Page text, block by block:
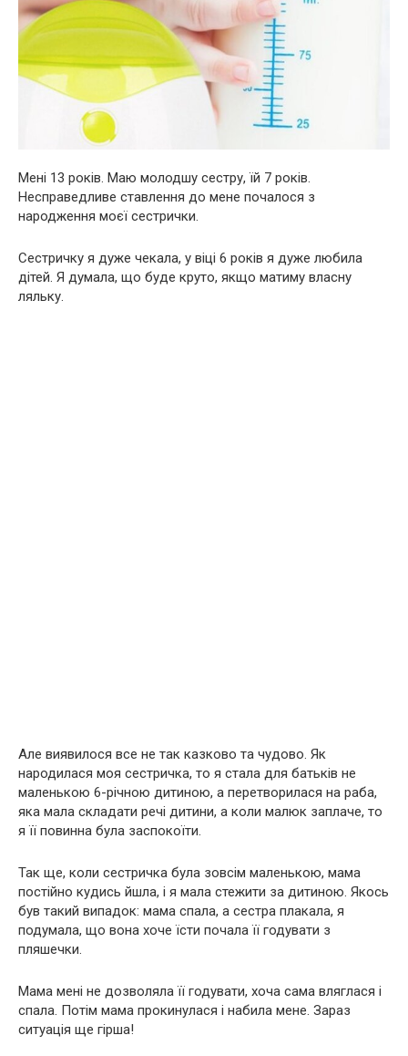
Мені 13 років. Маю молодшу сестру, їй 7 років.
Несправедливе ставлення до мене почалося з
народження моєї сестрички.
Сестричку я дуже чекала, у віці 6 років я дуже любила
дітей. Я думала, що буде круто, якщо матиму власну
ляльку.
Але виявилося все не так казково та чудово. Як
народилася моя сестричка, то я стала для батьків не
маленькою 6-річною дитиною, а перетворилася на раба,
яка мала складати речі дитини, а коли малюк заплаче, то
я її повинна була заспокоїти.
Так ще, коли сестричка була зовсім маленькою, мама
постійно кудись йшла, і я мала стежити за дитиною. Якось
був такий випадок: мама спала, а сестра плакала, я
подумала, що вона хоче їсти почала її годувати з
пляшечки.
Мама мені не дозволяла її годувати, хоча сама вляглася і
спала. Потім мама прокинулася і набила мене. Зараз
ситуація ще гірша!